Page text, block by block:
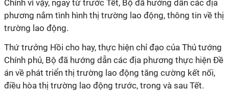
Chính vì vậy, ngay từ trước Tết, Bộ đã hướng dẫn các địa
phương nắm tình hình thị trường lao động, thông tin về thị
trường lao động.
Thứ trưởng Hồi cho hay, thực hiện chỉ đạo của Thủ tướng
Chính phủ, Bộ đã hướng dẫn các địa phương thực hiện Đề
án về phát triển thị trường lao động tăng cường kết nối,
điều hòa thị trường lao động trước, trong và sau Tết.